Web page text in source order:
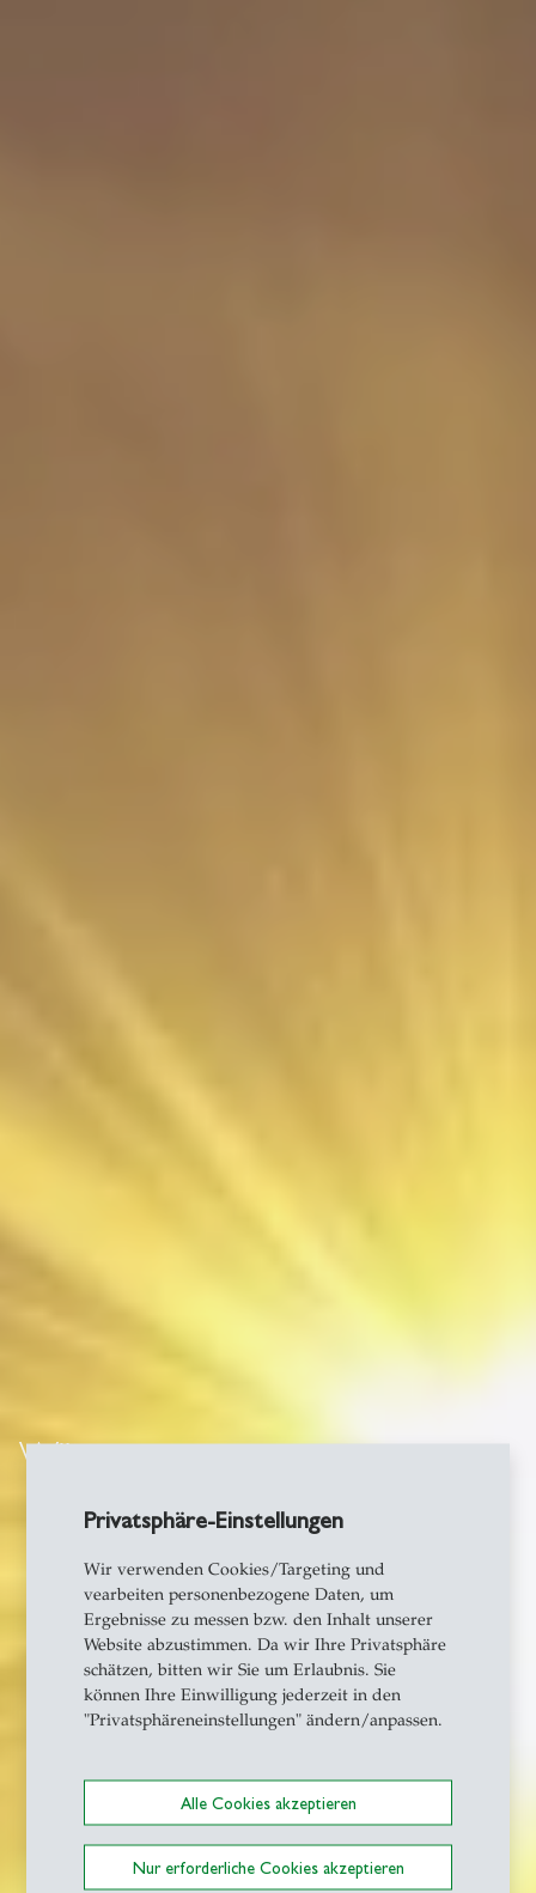
Privatsphäre-Einstellungen
Wir verwenden Cookies/Targeting und
vearbeiten personenbezogene Daten, um
Ergebnisse zu messen bzw. den Inhalt unserer
Website abzustimmen. Da wir Ihre Privatsphäre
schätzen, bitten wir Sie um Erlaubnis. Sie
können Ihre Einwilligung jederzeit in den
"Privatsphäreneinstellungen" ändern/anpassen.
Alle Cookies akzeptieren
Nur erforderliche Cookies akzeptieren
Wärmetagung